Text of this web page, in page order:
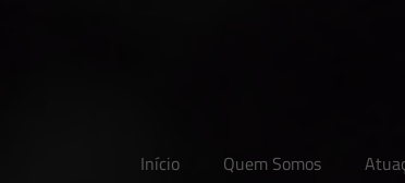
Início Quem Somos